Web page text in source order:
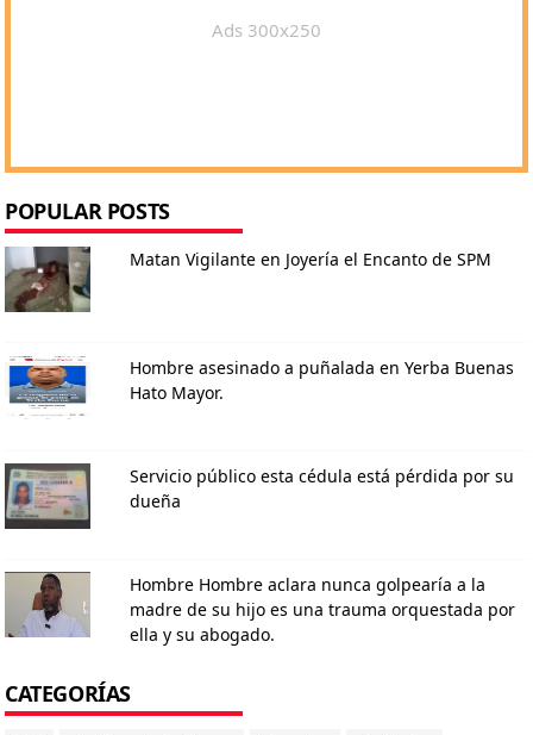
Ads 300x250
POPULAR POSTS
Matan Vigilante en Joyería el Encanto de SPM
Hombre asesinado a puñalada en Yerba Buenas
Hato Mayor.
Servicio público esta cédula está pérdida por su
dueña
Hombre Hombre aclara nunca golpearía a la
madre de su hijo es una trauma orquestada por
ella y su abogado.
CATEGORÍAS